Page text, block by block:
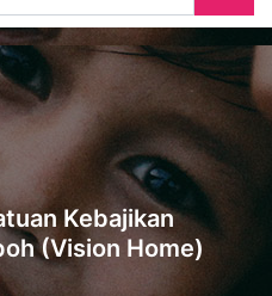
Kebajikan
(Vision Home)